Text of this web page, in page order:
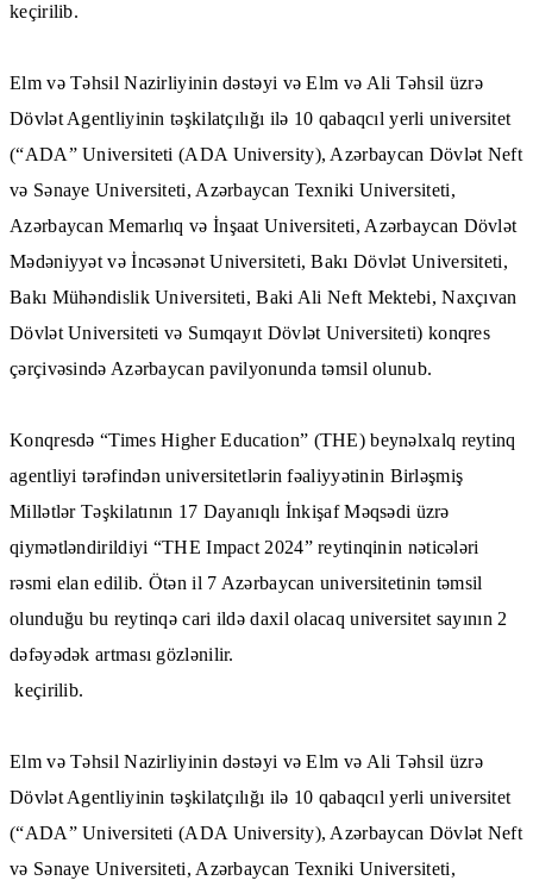
keçirilib.
Elm və Təhsil Nazirliyinin dəstəyi və Elm və Ali Təhsil üzrə
Dövlət Agentliyinin təşkilatçılığı ilə 10 qabaqcıl yerli universitet
(“ADA” Universiteti (ADA University), Azərbaycan Dövlət Neft
və Sənaye Universiteti, Azərbaycan Texniki Universiteti,
Azərbaycan Memarlıq və İnşaat Universiteti, Azərbaycan Dövlət
Mədəniyyət və İncəsənət Universiteti,Bakı Dövlət Universiteti,
Bakı Mühəndislik Universiteti,Baki Ali Neft Mektebi,Naxçıvan
Dövlət Universiteti və Sumqayıt Dövlət Universiteti) konqres
çərçivəsində Azərbaycan pavilyonunda təmsil olunub.
Konqresdə “Times Higher Education” (THE) beynəlxalq reytinq
agentliyi tərəfindən universitetlərin fəaliyyətinin Birləşmiş
Millətlər Təşkilatının 17 Dayanıqlı İnkişaf Məqsədi üzrə
qiymətləndirildiyi “THE Impact 2024” reytinqinin nəticələri
rəsmi elan edilib. Ötən il 7 Azərbaycan universitetinin təmsil
olunduğu bu reytinqə cari ildə daxil olacaq universitet sayının 2
dəfəyədək artması gözlənilir.
keçirilib.
Elm və Təhsil Nazirliyinin dəstəyi və Elm və Ali Təhsil üzrə
Dövlət Agentliyinin təşkilatçılığı ilə 10 qabaqcıl yerli universitet
(“ADA” Universiteti (ADA University), Azərbaycan Dövlət Neft
və Sənaye Universiteti, Azərbaycan Texniki Universiteti,